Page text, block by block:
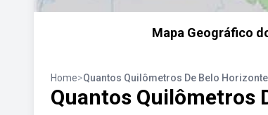
Mapa Geográfico
Home>Quantos Quilômetros De Belo Horizonte
Quantos Quilômetros